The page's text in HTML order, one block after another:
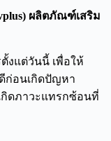
ผลิตภัณฑ์เสริม
งแต่วันนี้ เพื่อให้
ก่อนเกิดปัญหา
กิดภาวะแทรกซ้อนที่